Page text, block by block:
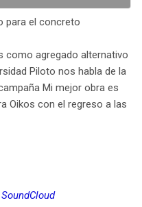
para el concreto
como agregado alternativo
Piloto nos habla de la
Mi mejor obra es
Oikos con el regreso a las
SoundCloud